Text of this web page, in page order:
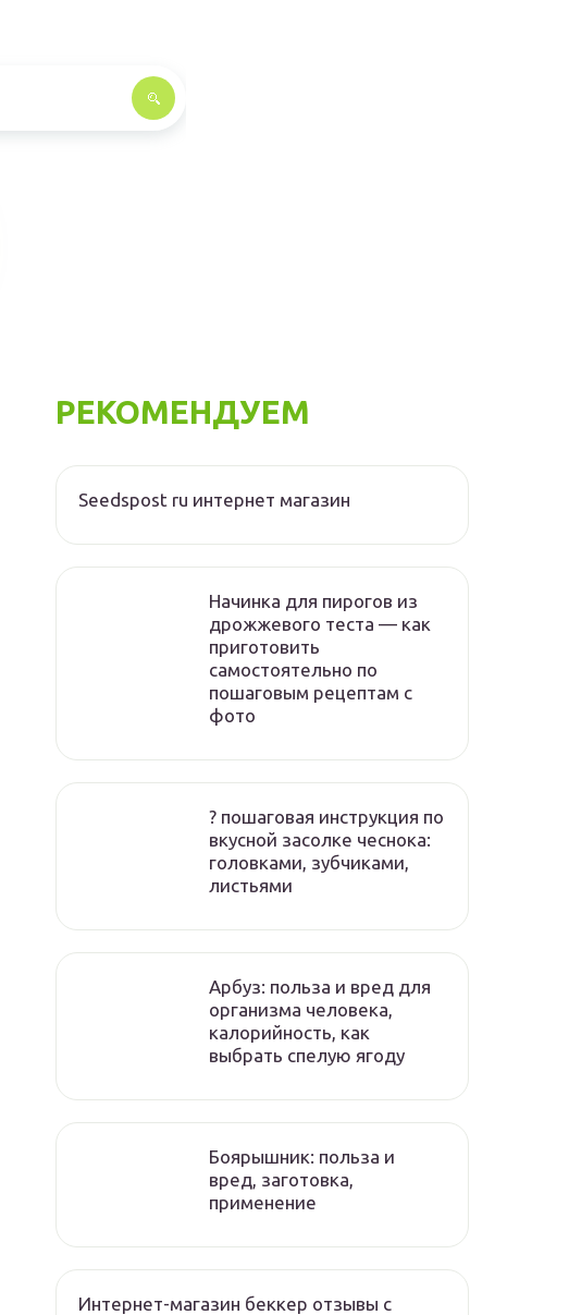
РЕКОМЕНДУЕМ
Seedspost ru интернет магазин
Начинка для пирогов из
дрожжевого теста — как
приготовить
самостоятельно по
пошаговым рецептам с
фото
? пошаговая инструкция по
вкусной засолке чеснока:
головками, зубчиками,
листьями
Арбуз: польза и вред для
организма человека,
калорийность, как
выбрать спелую ягоду
Боярышник: польза и
вред, заготовка,
применение
Интернет-магазин беккер отзывы с